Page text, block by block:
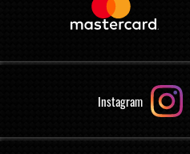
Instagram